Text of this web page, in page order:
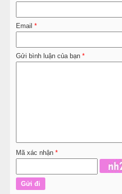
Email *
Gửi bình luận của bạn *
Mã xác nhận *